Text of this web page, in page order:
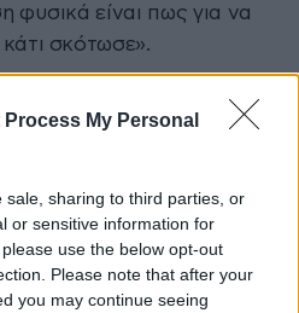
Process My Personal
sale, sharing to third parties, or
or sensitive information for
use the below opt-out
Please note that after your
you may continue seeing
φυσικά είναι πως για να
σκότωσε».